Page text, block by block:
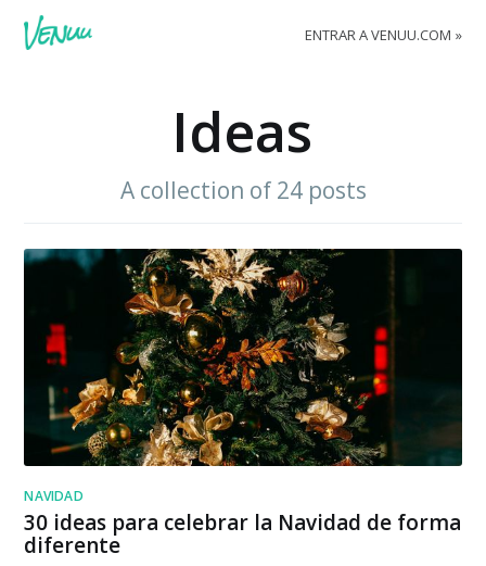
ENTRAR A VENUU.COM
Ideas
A collection of 24 posts
NAVIDAD
30 ideas para celebrar la Navidad de forma
diferente